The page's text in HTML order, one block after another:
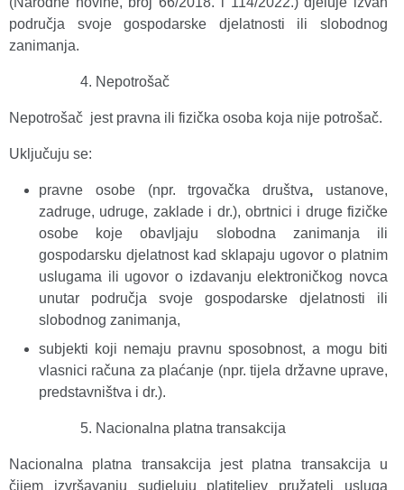
područja svoje gospodarske djelatnosti ili slobodnog
zanimanja.
Nepotrošač
Nepotrošač jest pravna ili fizička osoba koja nije potrošač.
Uključuju se:
pravne osobe (npr. trgovačka društva, ustanove,
zadruge, udruge, zaklade i dr.), obrtnici i druge fizičke
osobe koje obavljaju slobodna zanimanja ili
gospodarsku djelatnost kad sklapaju ugovor o platnim
uslugama ili ugovor o izdavanju elektroničkog novca
unutar područja svoje gospodarske djelatnosti ili
slobodnog zanimanja,
subjekti koji nemaju pravnu sposobnost, a mogu biti
vlasnici računa za plaćanje (npr. tijela državne uprave,
predstavništva i dr.).
Nacionalna platna transakcija
Nacionalna platna transakcija jest platna transakcija u
čijem izvršavanju sudjeluju platiteljev pružatelj usluga